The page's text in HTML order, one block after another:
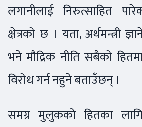
लगानीलाई निरुत्साहित
क्षेत्रको छ । यता, अर्थमन्त्री
भने मौद्रिक नीति सबैको
विरोध गर्न नहुने बताउँछन् ।
समग्र मुलुकको हितका